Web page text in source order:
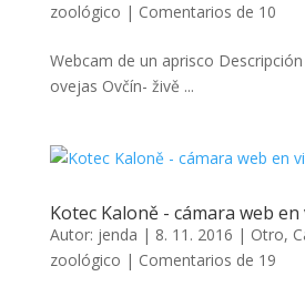
zoológico | Comentarios de 10
Webcam de un aprisco
ovejas Ovčín- živě ...
Kotec Kaloně - cámara web en
Autor: jenda | 8. 11. 2016 | Otro,
zoológico | Comentarios de 19